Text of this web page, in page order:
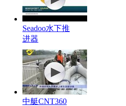
Seadoo水下推
进器
中艇CNT360